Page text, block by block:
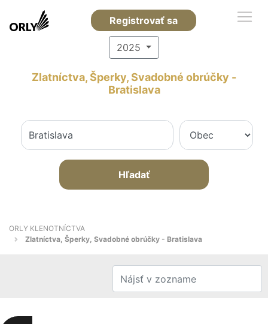
Registrovať sa
2025
Zlatníctva, Šperky, Svadobné obrúčky -
Bratislava
Hľadať
ORLY KLENOTNÍCTVA
Zlatníctva, Šperky, Svadobné obrúčky - Bratislava